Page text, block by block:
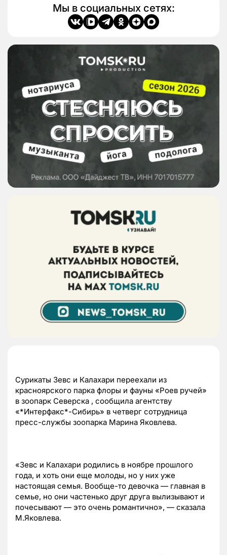
Мы в социальных сетях:
Сурикаты Зевс и Калахари переехали из
красноярского парка флоры и фауны «Роев ручей»
в зоопарк Северска , сообщила агентству
«*Интерфакс*-Сибирь» в четверг сотрудница
пресс-службы зоопарка Марина Яковлева.
«Зевс и Калахари родились в ноябре прошлого
года, и хоть они еще молоды, но у них уже
настоящая семья. Вообще-то девочка — главная в
семье, но они частенько друг друга вылизывают и
почесывают — это очень романтично», — сказала
М.Яковлева.